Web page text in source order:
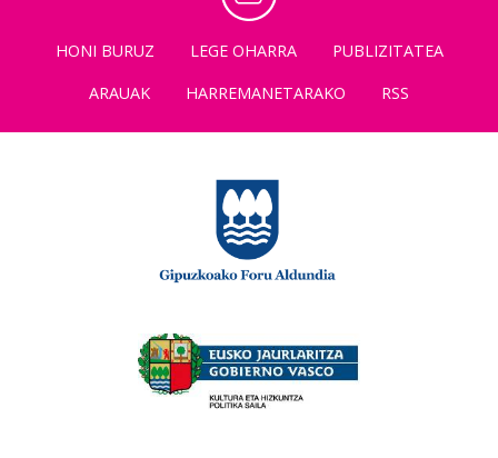
HONI BURUZ LEGE OHARRA
PUBLIZITATEA
ARAUAK
HARREMANETARAKO RSS